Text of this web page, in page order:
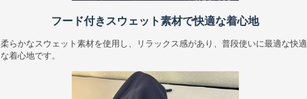
フード付きスウェット素材で快適な着心地
柔らかなスウェット素材を使用し、リラックス感があり、普段使いに最適な快適
な着心地です。